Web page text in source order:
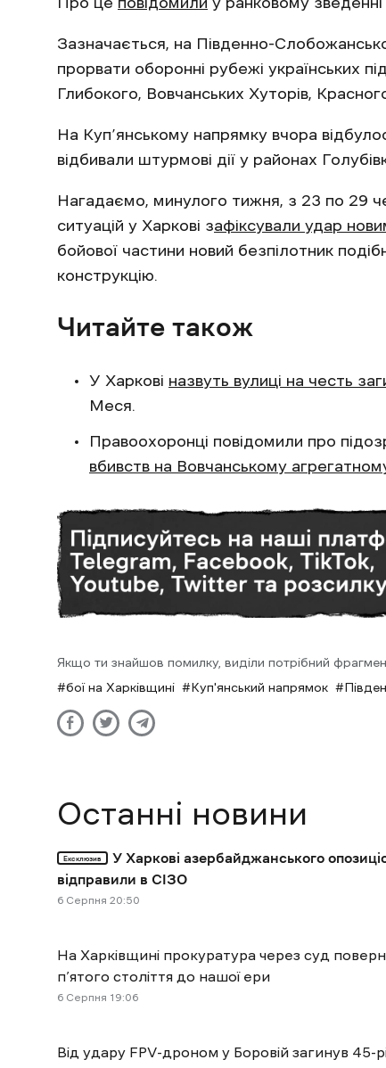
Зазначається, на Південно-
прорвати оборонні рубежі українських
Глибокого, Вовчанських Хуторів,
На Куп’янському напрямку вчора
відбивали штурмові дії у районах
Нагадаємо, минулого тижня, з 23 по 29
ситуацій у Харкові зафіксували удар
бойової частини новий безпілотник
конструкцію.
Читайте також
У Харкові назвуть вулиці на честь
Меся.
Правоохоронці повідомили про
вбивств на Вовчанському
Якщо ти знайшов помилку, виділи потрібний
бої на Харківщині
Куп'янський напрямок
Останні новини
Ексклюзив
У Харкові азербайджанського
відправили в СІЗО
6 Cерпня 20:50
На Харківщині прокуратура через суд
п’ятого століття до нашої ери
6 Cерпня 19:06
Від удару FPV-дроном у Боровій загинув 45-